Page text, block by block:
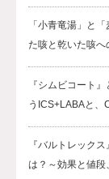
「小青竜湯」と
た咳と乾いた咳へ
『シムビコート
うICS+LABAと、
『バルトレック
は？～効果と値段